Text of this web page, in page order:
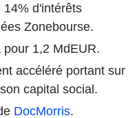
14% d'intérêts
Zonebourse.
1,2 MdEUR.
accéléré portant sur
capital social.
DocMorris.